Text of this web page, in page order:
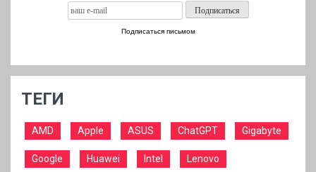
Подписаться письмом
ТЕГИ
AMD Apple ASUS ChatGPT Gigabyte
Google Huawei Intel Lenovo